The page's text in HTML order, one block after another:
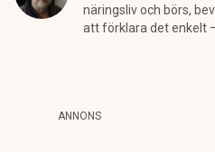
näringsliv och börs,
att förklara det enkelt
ANNONS